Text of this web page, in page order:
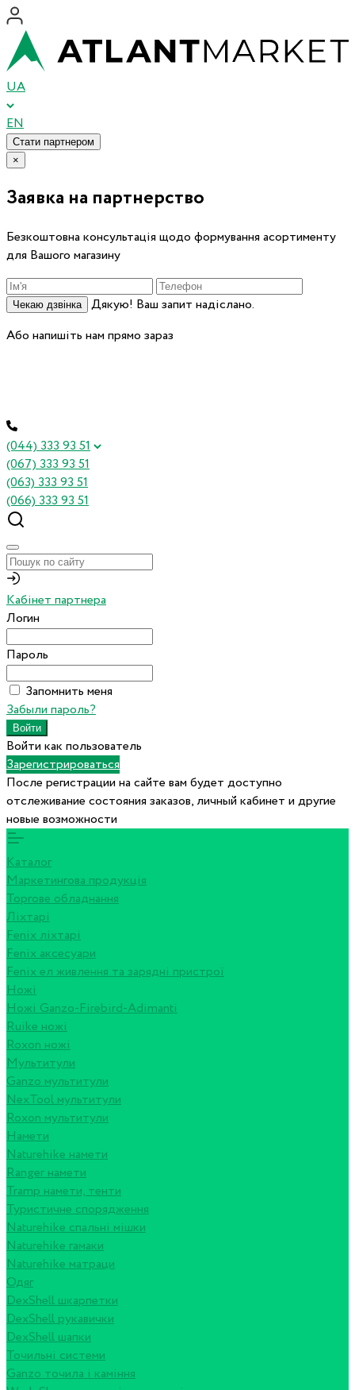
UA
EN
Стати партнером
×
Заявка на партнерство
Безкоштовна консультація щодо формування асортименту
для Вашого магазину
Чекаю дзвінка
Дякую! Ваш запит надіслано.
Або напишіть нам прямо зараз
(044) 333 93 51
(067) 333 93 51
(063) 333 93 51
(066) 333 93 51
Кабінет партнера
Логин
Пароль
Запомнить меня
Забыли пароль?
Войти как пользователь
Зарегистрироваться
После регистрации на сайте вам будет доступно
отслеживание состояния заказов, личный кабинет и другие
новые возможности
Каталог
Маркетингова продукція
Торгове обладнання
Ліхтарі
Fenix ліхтарі
Fenix аксесуари
Fenix ел живлення та зарядні пристрої
Ножі
Ножі Ganzo-Firebird-Adimanti
Ruike ножі
Roxon ножi
Мультитули
Ganzo мультитули
NexTool мультитули
Roxon мультитули
Намети
Naturehike намети
Ranger намети
Tramp намети, тенти
Туристичне спорядження
Naturehike спальні мішки
Naturehike гамаки
Naturehike матраци
Одяг
DexShell шкарпетки
DexShell рукавички
DexShell шапки
Точильні системи
Ganzo точила і каміння